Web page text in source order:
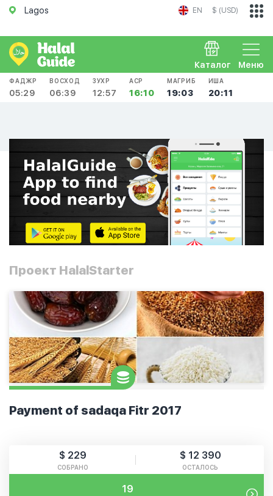
Lagos EN $ (USD)
Меню
Каталог
ФАДЖР
05:29
ВОСХОД
06:39
ЗУХР
12:57
АСР
16:10
МАГРИБ
19:03
ИША
20:11
Проект HalalStarter
Payment of sadaqa Fitr 2017
$ 229
СОБРАНО
$ 12 390
ОСТАЛОСЬ
19